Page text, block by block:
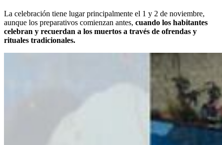
La celebración tiene lugar principalmente el 1 y 2 de noviembre,
aunque los preparativos comienzan antes, cuando los habitantes
celebran y recuerdan a los muertos a través de ofrendas y
rituales tradicionales.